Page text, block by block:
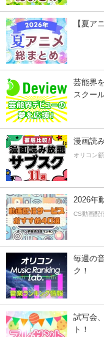
【夏ア
芸能界
スクー
漫画読
オリコン
2026年
CS動画配
毎週の
ク！
試写会
ト！